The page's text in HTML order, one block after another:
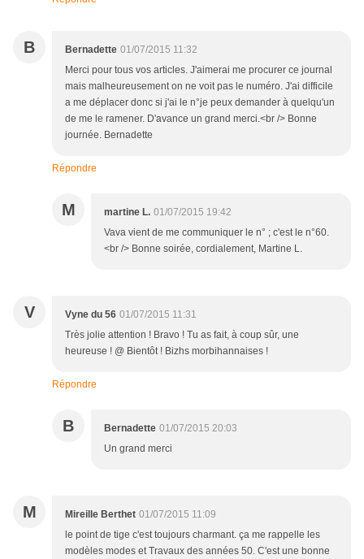
B Bernadette 01/07/2015 11:32
Merci pour tous vos articles. J'aimerai me procurer ce journal
mais malheureusement on ne voit pas le numéro. J'ai difficile
a me déplacer donc si j'ai le n°je peux demander à quelqu'un
de me le ramener. D'avance un grand merci.<br /> Bonne
journée. Bernadette
Répondre
M martine L. 01/07/2015 19:42
Vava vient de me communiquer le n° ; c'est le n°60.
<br /> Bonne soirée, cordialement, Martine L.
V Vyne du 56 01/07/2015 11:31
Très jolie attention ! Bravo ! Tu as fait, à coup sûr, une
heureuse ! @ Bientôt ! Bizhs morbihannaises !
Répondre
B Bernadette 01/07/2015 20:03
Un grand merci
M Mireille Berthet 01/07/2015 11:09
le point de tige c'est toujours charmant. ça me rappelle les
modèles modes et Travaux des années 50. C'est une bonne